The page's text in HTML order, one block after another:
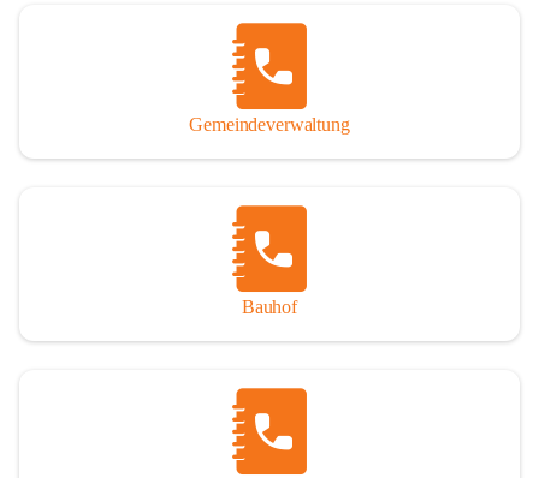
Gemeindeverwaltung
Bauhof